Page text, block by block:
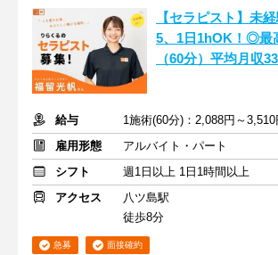
【セラピスト】未
5、1日1hOK！◎最
（60分）平均月収
給与
1施術(60分)：2,088円～3,510
雇用形態
アルバイト・パート
シフト
週1日以上 1日1時間以上
アクセス
八ツ島駅
徒歩8分
急募 面接確約